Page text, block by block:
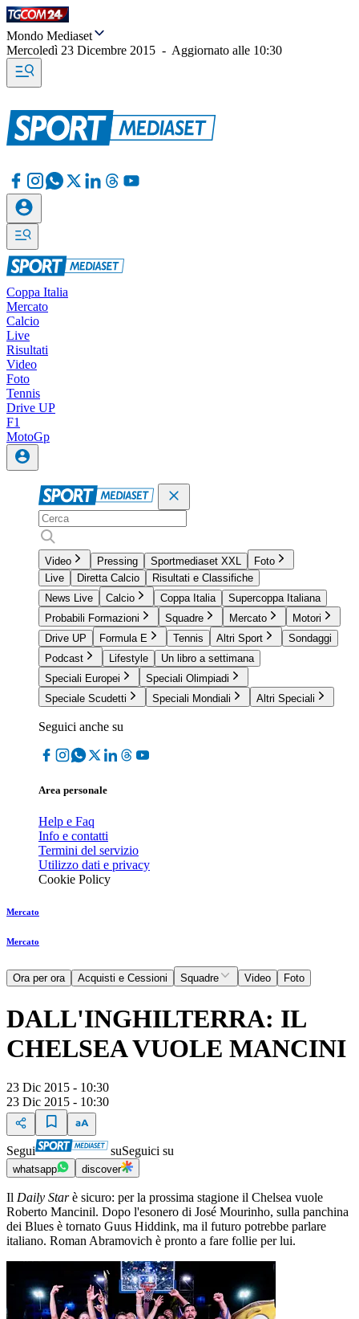
Mondo Mediaset
Mercoledì 23 Dicembre 2015 - Aggiornato alle 10:30
Coppa Italia
Mercato
Calcio
Live
Risultati
Video
Foto
Tennis
Drive UP
F1
MotoGp
Video Pressing Sportmediaset XXL
Foto
Live
Diretta Calcio
Risultati e Classifiche
News Live
Calcio Coppa Italia
Supercoppa Italiana
Probabili Formazioni
Squadre Mercato
Motori
Drive UP
Formula E Tennis Altri Sport
Sondaggi
Podcast
Lifestyle
Un libro a settimana
Speciali Europei
Speciali Olimpiadi
Speciale Scudetti
Speciali Mondiali Altri Speciali
Seguici anche su
Area personale
Help e Faq
Info e contatti
Termini del servizio
Utilizzo dati e privacy
Cookie Policy
Mercato
Mercato
Ora per ora Acquisti e Cessioni Squadre Video Foto
DALL'INGHILTERRA: IL
CHELSEA VUOLE MANCINI
23 Dic 2015 - 10:30
23 Dic 2015 - 10:30
Segui suSeguici su
whatsapp discover
Il Daily Starè sicuro: per la prossima stagione il Chelsea vuole
Roberto Mancinil. Dopo l'esonero di José Mourinho, sulla panchina
dei Blues è tornato Guus Hiddink, ma il futuro potrebbe parlare
italiano. Roman Abramovich è pronto a fare follie per lui.